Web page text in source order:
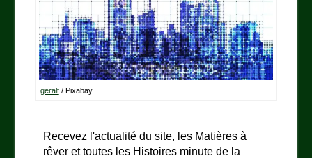
geralt/ Pixabay
Recevez l'actualité du site, les Matières à
rêver et toutes les Histoires minute de la